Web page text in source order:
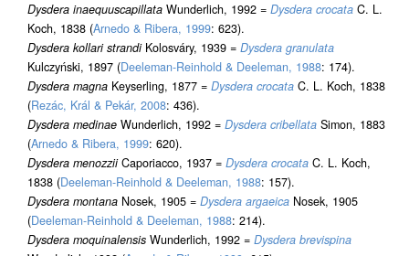
Dysdera inaequuscapillata Wunderlich, 1992 = Dysdera crocata C. L.
Koch, 1838 (Arnedo & Ribera, 1999: 623).
Dysdera kollari strandiKolosváry, 1939 = Dysdera granulata
Kulczyński, 1897 (Deeleman-Reinhold & Deeleman, 1988: 174).
Dysdera magna Keyserling, 1877 = Dysdera crocata C. L. Koch, 1838
(Rezác, Král & Pekár, 2008: 436).
Dysdera medinae Wunderlich, 1992 = Dysdera cribellata Simon, 1883
(Arnedo & Ribera, 1999: 620).
Dysdera menozziiCaporiacco, 1937 = Dysdera crocata C. L. Koch,
1838 (Deeleman-Reinhold & Deeleman, 1988: 157).
Dysdera montana Nosek, 1905 = Dysdera argaeica Nosek, 1905
(Deeleman-Reinhold & Deeleman, 1988: 214).
Dysdera moquinalensis Wunderlich, 1992 = Dysdera brevispina